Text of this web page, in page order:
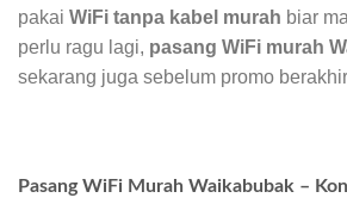
pakai WiFi tanpa kabel murah biar
perlu ragu lagi, pasang WiFi murah
sekarang juga sebelum promo
Pasang WiFi Murah Waikabubak –